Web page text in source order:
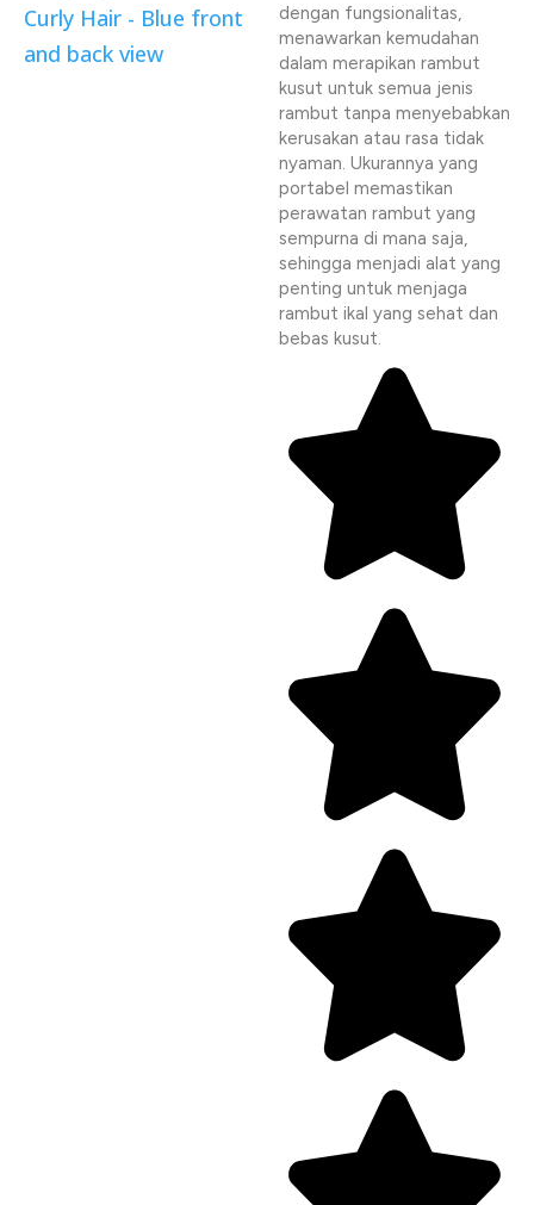
dengan fungsionalitas,
menawarkan kemudahan
dalam merapikan rambut
kusut untuk semua jenis
rambut tanpa menyebabkan
kerusakan atau rasa tidak
nyaman. Ukurannya yang
portabel memastikan
perawatan rambut yang
sempurna di mana saja,
sehingga menjadi alat yang
penting untuk menjaga
rambut ikal yang sehat dan
bebas kusut.